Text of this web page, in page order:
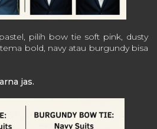
pilih bow tie soft pink, dusty
bold, navy atau burgundy bisa
jas.